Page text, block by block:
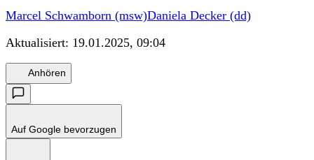
Marcel Schwamborn (msw)Daniela Decker (dd)
Aktualisiert: 19.01.2025, 09:04
Anhören
Auf Google bevorzugen